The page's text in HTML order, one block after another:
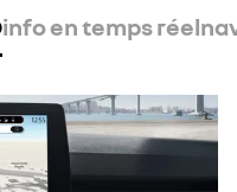
info en temps réel